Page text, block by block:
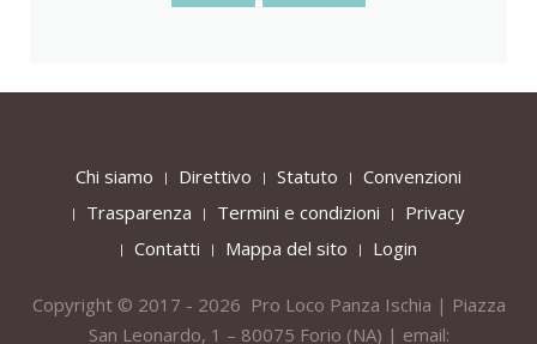
Chi siamo Direttivo Statuto
Convenzioni
Trasparenza
Termini e condizioni
Privacy
Contatti
Mappa del sito Login
Copyright © 2017 - 2026 Pro Loco Panza Ischia | Piazza
San Leonardo, 1 – 80075 Forio (NA) | email: